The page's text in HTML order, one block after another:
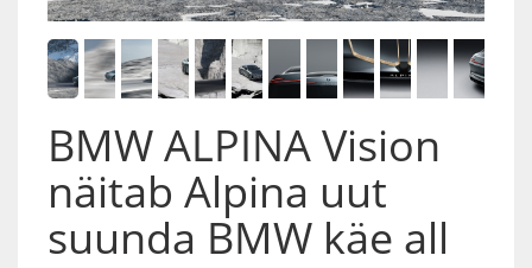
BMW ALPINA Vision
näitab Alpina uut
suunda BMW käe all